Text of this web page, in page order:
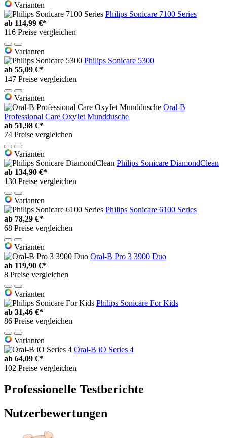
Varianten
Philips Sonicare 7100 Series
ab 114,99 €*
116 Preise vergleichen
Varianten
Philips Sonicare 5300
ab 55,09 €*
147 Preise vergleichen
Varianten
Oral-B
Professional Care OxyJet Munddusche
ab 51,98 €*
74 Preise vergleichen
Varianten
Philips Sonicare DiamondClean
ab 134,90 €*
130 Preise vergleichen
Varianten
Philips Sonicare 6100 Series
ab 78,29 €*
68 Preise vergleichen
Varianten
Oral-B Pro 3 3900 Duo
ab 119,90 €*
8 Preise vergleichen
Varianten
Philips Sonicare For Kids
ab 31,46 €*
86 Preise vergleichen
Varianten
Oral-B iO Series 4
ab 64,09 €*
102 Preise vergleichen
Professionelle Testberichte
Nutzerbewertungen